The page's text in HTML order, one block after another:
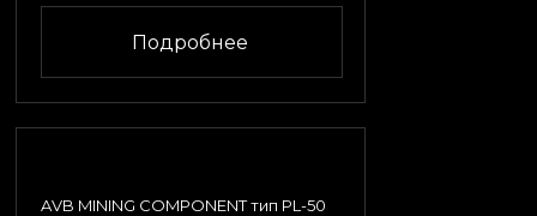
Подробнее
AVB MINING COMPONENT тип PL-50